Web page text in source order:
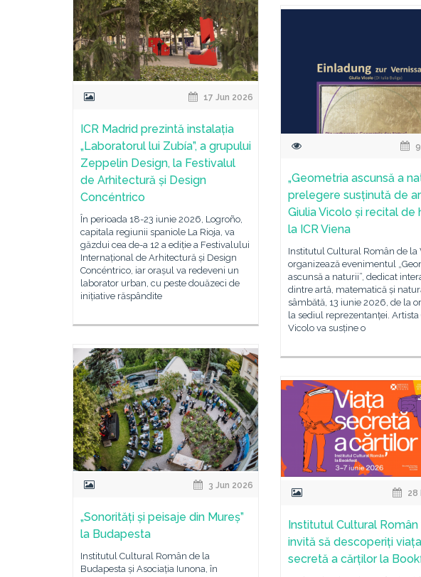
17 Jun 2026
ICR Madrid prezintă instalația
„Laboratorul lui Zubía”, a grupului
Zeppelin Design, la Festivalul
de Arhitectură și Design
Concéntrico
În perioada 18-23 iunie 2026, Logroño,
capitala regiunii spaniole La Rioja, va
găzdui cea de-a 12 a ediție a Festivalului
Internațional de Arhitectură și Design
Concéntrico, iar orașul va redeveni un
laborator urban, cu peste douăzeci de
inițiative răspândite
„Geometria ascunsă a
prelegere susținută de
Giulia Vicolo și recital de
la ICR Viena
Institutul Cultural Român de la
organizează evenimentul
ascunsă a naturii”, dedicat
dintre artă, matematică și
sâmbătă, 13 iunie 2026, de la
la sediul reprezentanței. Artista
Vicolo va susține o
3 Jun 2026
„Sonorități și peisaje din Mureș”
la Budapesta
Institutul Cultural Român de la
Budapesta și Asociația Iunona, în
28
Institutul Cultural Român
invită să descoperiți viața
secretă a cărților la